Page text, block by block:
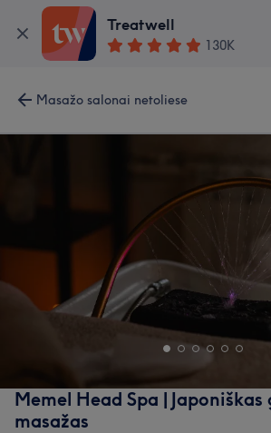
Treatwell
130K
Masažo salonai netoliese
Memel Head Spa | Japoniškas
masažas